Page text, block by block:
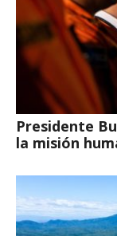
Presidente
la misión